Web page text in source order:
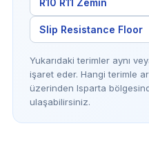
Slip Resistance Floor
Yukarıdaki terimler aynı
işaret eder. Hangi terimle
üzerinden Isparta
ulaşabilirsiniz.